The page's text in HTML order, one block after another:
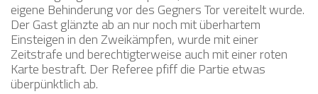
eigene Behinderung vor des Gegners Tor vereitelt wurde.
Der Gast glänzte ab an nur noch mit überhartem
Einsteigen in den Zweikämpfen, wurde mit einer
Zeitstrafe und berechtigterweise auch mit einer roten
Karte bestraft. Der Referee pfiff die Partie etwas
überpünktlich ab.